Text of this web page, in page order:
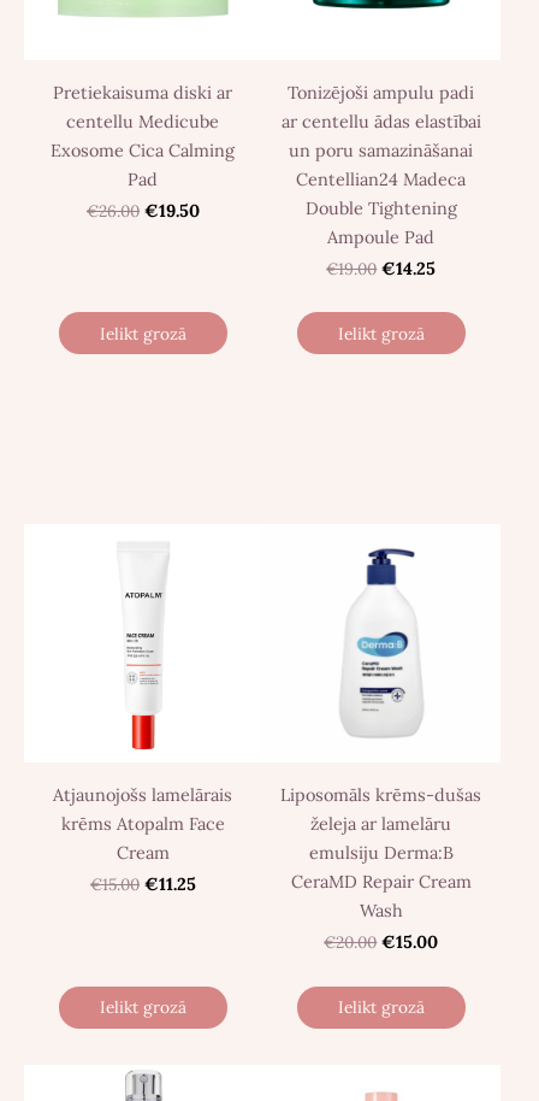
Pretiekaisuma diski ar
centellu Medicube
Exosome Cica Calming
Pad
€26.00 €19.50
Ielikt grozā
Tonizējoši ampulu padi
ar centellu ādas elastībai
un poru samazināšanai
Centellian24 Madeca
Double Tightening
Ampoule Pad
€19.00 €14.25
Ielikt grozā
Atjaunojošs lamelārais
krēms Atopalm Face
Cream
€15.00 €11.25
Ielikt grozā
Liposomāls krēms-dušas
želeja ar lamelāru
emulsiju Derma:B
CeraMD Repair Cream
Wash
€20.00 €15.00
Ielikt grozā